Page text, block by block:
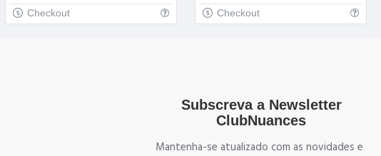
Checkout Checkout
Subscreva a Newsletter
ClubNuances
Mantenha-se atualizado com as novidades e